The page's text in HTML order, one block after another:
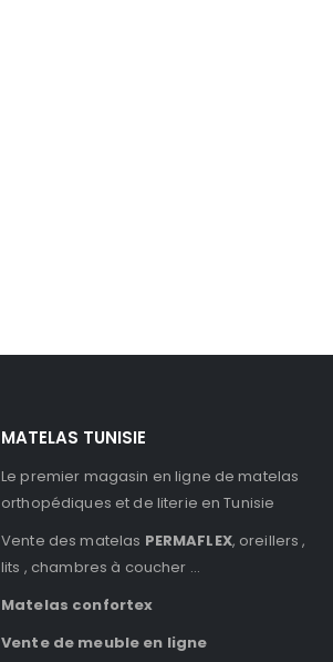
MATELAS TUNISIE
Le premier magasin en ligne de matelas
orthopédiques et de literie en Tunisie
Vente des matelas PERMAFLEX, oreillers ,
lits , chambres à coucher …
Matelas confortex
Vente de meuble en ligne